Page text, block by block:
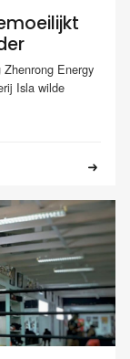
Energy
Isla wilde